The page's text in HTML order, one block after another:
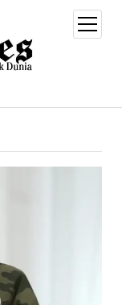
open
menu